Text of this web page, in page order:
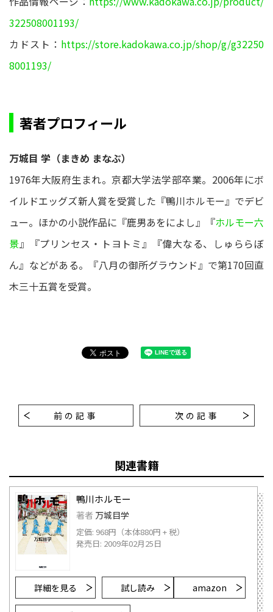
322508001193/
カドスト： https://store.kadokawa.co.jp/shop/g/g32250
8001193/
著者プロフィール
万城目 学（まきめ まなぶ）
1976年大阪府生まれ。京都大学法学部卒業。2006年にボ
イルドエッグズ新人賞を受賞した『鴨川ホルモー』でデビ
ュー。ほかの小説作品に『鹿男あをによし』『ホルモー六
景』『プリンセス・トヨトミ』『偉大なる、しゅららぼ
ん』などがある。『八月の御所グラウンド』で第170回直
木三十五賞を受賞。
前の記事 次の記事
関連書籍
鴨川ホルモー
著者 万城目学
定価: 968円（本体880円 + 税）
発売日: 2009年02月25日
詳細を見る 試し読み amazon